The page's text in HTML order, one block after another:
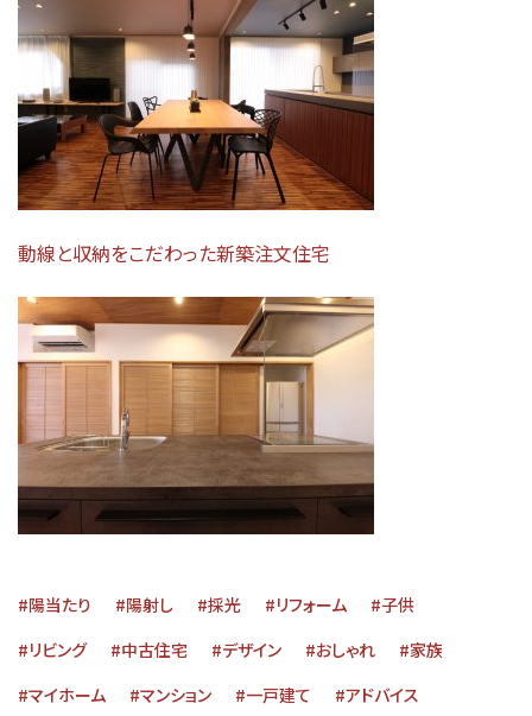
動線と収納をこだわった新築注文住宅
#陽当たり #陽射し #採光 #リフォーム
#子供
#リビング
#中古住宅 #デザイン #おしゃれ
#家族
#マイホーム
#マンション #一戸建て
#アドバイス